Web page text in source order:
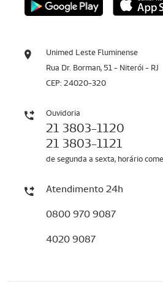
Unimed Leste Fluminense
Rua Dr. Borman, 51 - Niterói - RJ
CEP: 24020-320
Ouvidoria
21 3803-1120
21 3803-1121
de segunda a sexta, horário
Atendimento 24h
0800 970 9087
4020 9087